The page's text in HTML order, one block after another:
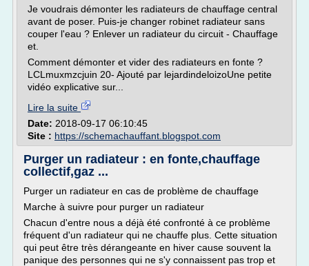
Je voudrais démonter les radiateurs de chauffage central
avant de poser. Puis-je changer robinet radiateur sans
couper l'eau ? Enlever un radiateur du circuit - Chauffage
et.
Comment démonter et vider des radiateurs en fonte ?
LCLmuxmzcjuin 20- Ajouté par lejardindeloizoUne petite
vidéo explicative sur...
Lire la suite
Date: 2018-09-17 06:10:45
Site : https://schemachauffant.blogspot.com
Purger un radiateur : en fonte,chauffage
collectif,gaz ...
Purger un radiateur en cas de problème de chauffage
Marche à suivre pour purger un radiateur
Chacun d'entre nous a déjà été confronté à ce problème
fréquent d'un radiateur qui ne chauffe plus. Cette situation
qui peut être très dérangeante en hiver cause souvent la
panique des personnes qui ne s'y connaissent pas trop et